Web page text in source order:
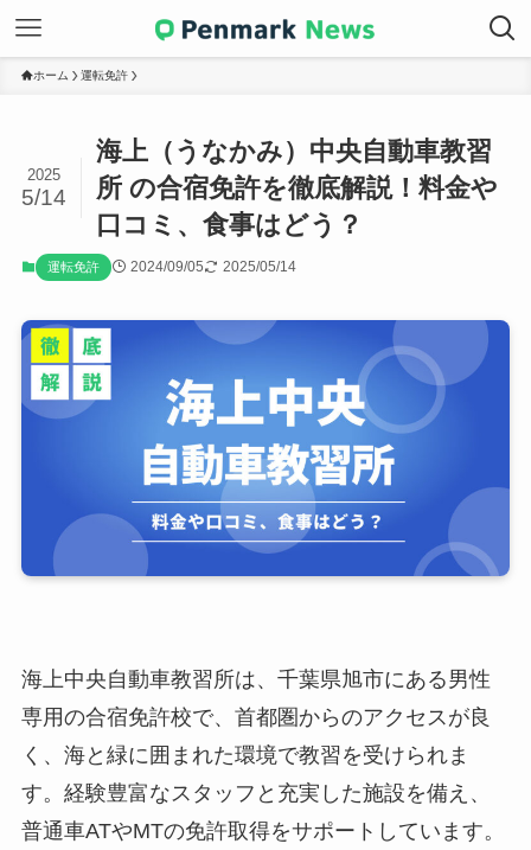
ホーム 運転免許
海上（うなかみ）中央自動車教習
所 の合宿免許を徹底解説！料金や
口コミ、食事はどう？
2025
5/14
運転免許 2024/09/05 2025/05/14
海上中央自動車教習所は、千葉県旭市にある男性
専用の合宿免許校で、首都圏からのアクセスが良
く、海と緑に囲まれた環境で教習を受けられま
す。経験豊富なスタッフと充実した施設を備え、
普通車ATやMTの免許取得をサポートしています。